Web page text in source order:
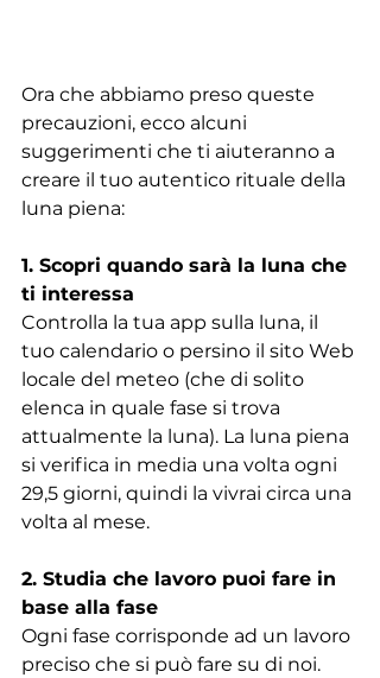
Ora che abbiamo preso queste
precauzioni, ecco alcuni
suggerimenti che ti aiuteranno a
creare il tuo autentico rituale della
luna piena:
1. Scopri quando sarà la luna che
ti interessa
Controlla la tua app sulla luna, il
tuo calendario o persino il sito Web
locale del meteo (che di solito
elenca in quale fase si trova
attualmente la luna). La luna piena
si verifica in media una volta ogni
29,5 giorni, quindi la vivrai circa una
volta al mese.
2. Studia che lavoro puoi fare in
base alla fase
Ogni fase corrisponde ad un lavoro
preciso che si può fare su di noi.